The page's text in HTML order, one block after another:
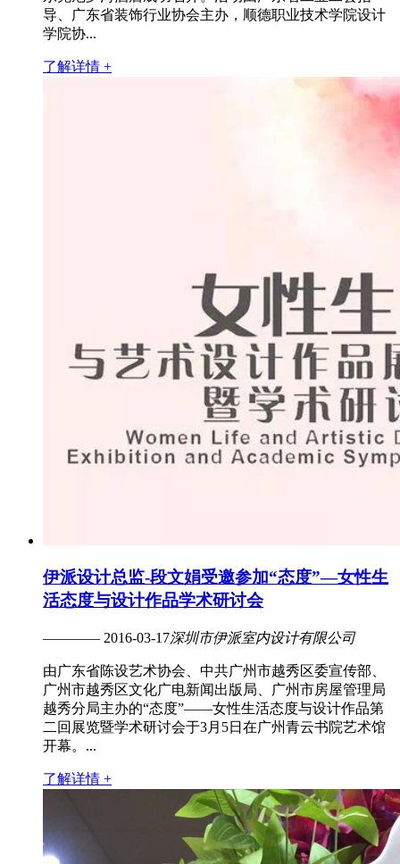
导、广东省装饰行业协会主办，顺德职业技术学院设计
学院协...
了解详情 +
伊派设计总监-段文娟受邀参加“态度”—女性生
活态度与设计作品学术研讨会
———— 2016-03-17深圳市伊派室内设计有限公司
由广东省陈设艺术协会、中共广州市越秀区委宣传部、
广州市越秀区文化广电新闻出版局、广州市房屋管理局
越秀分局主办的“态度”——女性生活态度与设计作品第
二回展览暨学术研讨会于3月5日在广州青云书院艺术馆
开幕。...
了解详情 +